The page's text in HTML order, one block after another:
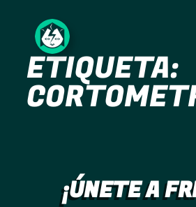
contenido
ETIQUETA:
¡ÚNETE A